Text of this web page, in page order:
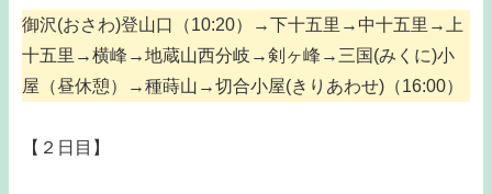
御沢(おさわ)登山口（10:20）→下十五里→中十五里→上
十五里→横峰→地蔵山西分岐→剣ヶ峰→三国(みくに)小
屋（昼休憩）→種蒔山→切合小屋(きりあわせ)（16:00）
【２日目】